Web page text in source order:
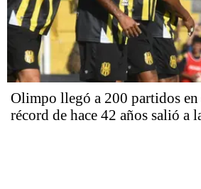
Olimpo llegó a 200 partidos
récord de hace 42 años salió a